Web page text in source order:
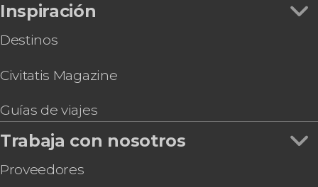
Inspiración
Destinos
Civitatis Magazine
Guías de viajes
Trabaja con nosotros
Proveedores